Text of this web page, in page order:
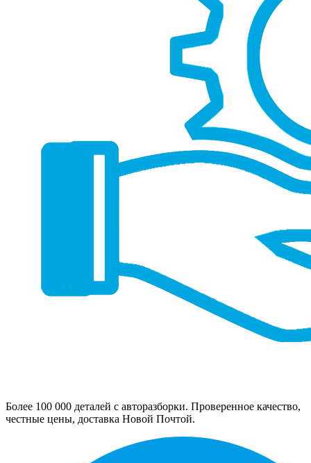
Более 100 000 деталей с авторазборки. Проверенное качество,
честные цены, доставка Новой Почтой.